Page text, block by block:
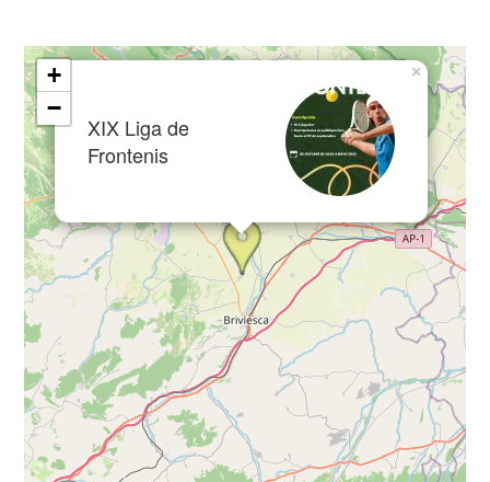
XIX Liga de
Frontenis
×
+
−